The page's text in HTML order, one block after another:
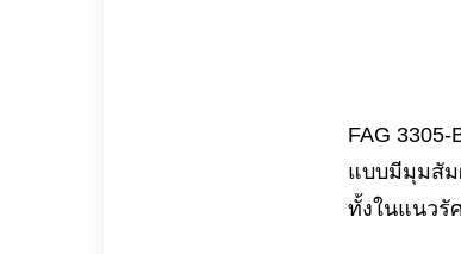
FAG
แบบมีมุมสัม
ทั้งในแนวรั